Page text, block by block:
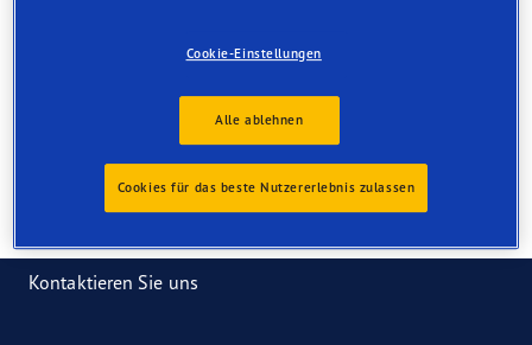
Serviceleistungen
Kontaktieren Sie uns
Cookie-Einstellungen
Alle ablehnen
Cookies für das beste Nutzererlebnis zulassen